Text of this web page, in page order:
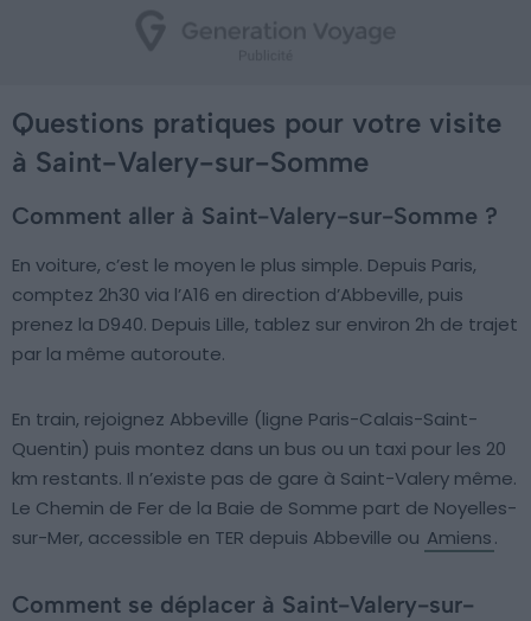
Questions pratiques pour votre visite
à Saint-Valery-sur-Somme
Comment aller à Saint-Valery-sur-Somme ?
En voiture, c’est le moyen le plus simple. Depuis Paris,
comptez 2h30 via l’A16 en direction d’Abbeville, puis
prenez la D940. Depuis Lille, tablez sur environ 2h de trajet
par la même autoroute.
En train, rejoignez Abbeville (ligne Paris-Calais-Saint-
Quentin) puis montez dans un bus ou un taxi pour les 20
km restants. Il n’existe pas de gare à Saint-Valery même.
Le Chemin de Fer de la Baie de Somme part de Noyelles-
sur-Mer, accessible en TER depuis Abbeville ou Amiens.
Comment se déplacer à Saint-Valery-sur-